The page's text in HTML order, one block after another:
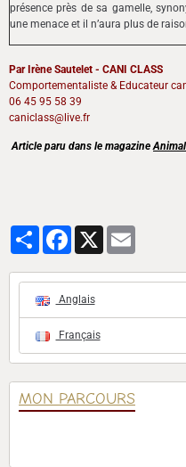
présence près de sa gamelle,
une menace et il n’aura plus de
Par Irène Sautelet - CANI CLASS
Comportementaliste & Educateur
06 45 95 58 39
caniclass@live.fr
Article paru dans le magazine
PartagerFacebook
X
Anglais
Français
MON PARCOURS